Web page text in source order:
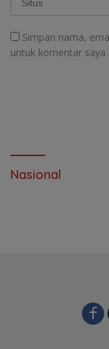
Simpan nama,
untuk komentar saya
Nasional